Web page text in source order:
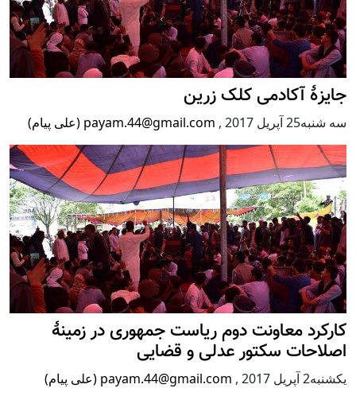
جایزۀ آکادمی کلک زرین
سه شنبه25 آپریل 2017 , payam.44@gmail.com (علی پیام)
کارکرد معاونت دوم ریاست جمهوری در زمینۀ
اصلاحات سکتور عدلی و قضایی
يكشنبه2 آپریل 2017 , payam.44@gmail.com (علی پیام)